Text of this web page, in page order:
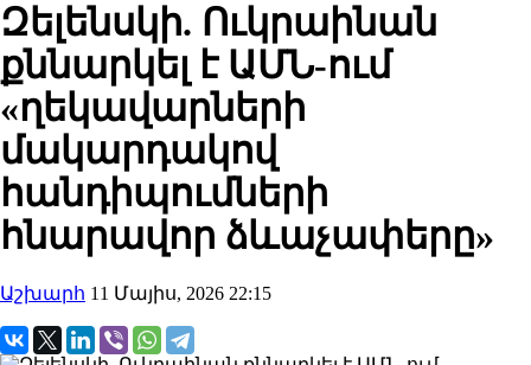
Զելենսկի. Ուկրաինան
քննարկել է ԱՄՆ-ում
«ղեկավարների
մակարդակով
հանդիպումների
հնարավոր ձևաչափերը»
Աշխարհ 11 Մայիս, 2026 22:15